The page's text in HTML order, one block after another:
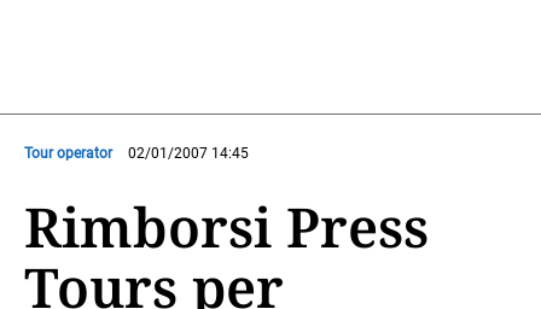
Tour operator 02/01/2007 14:45
Rimborsi Press
Tours per